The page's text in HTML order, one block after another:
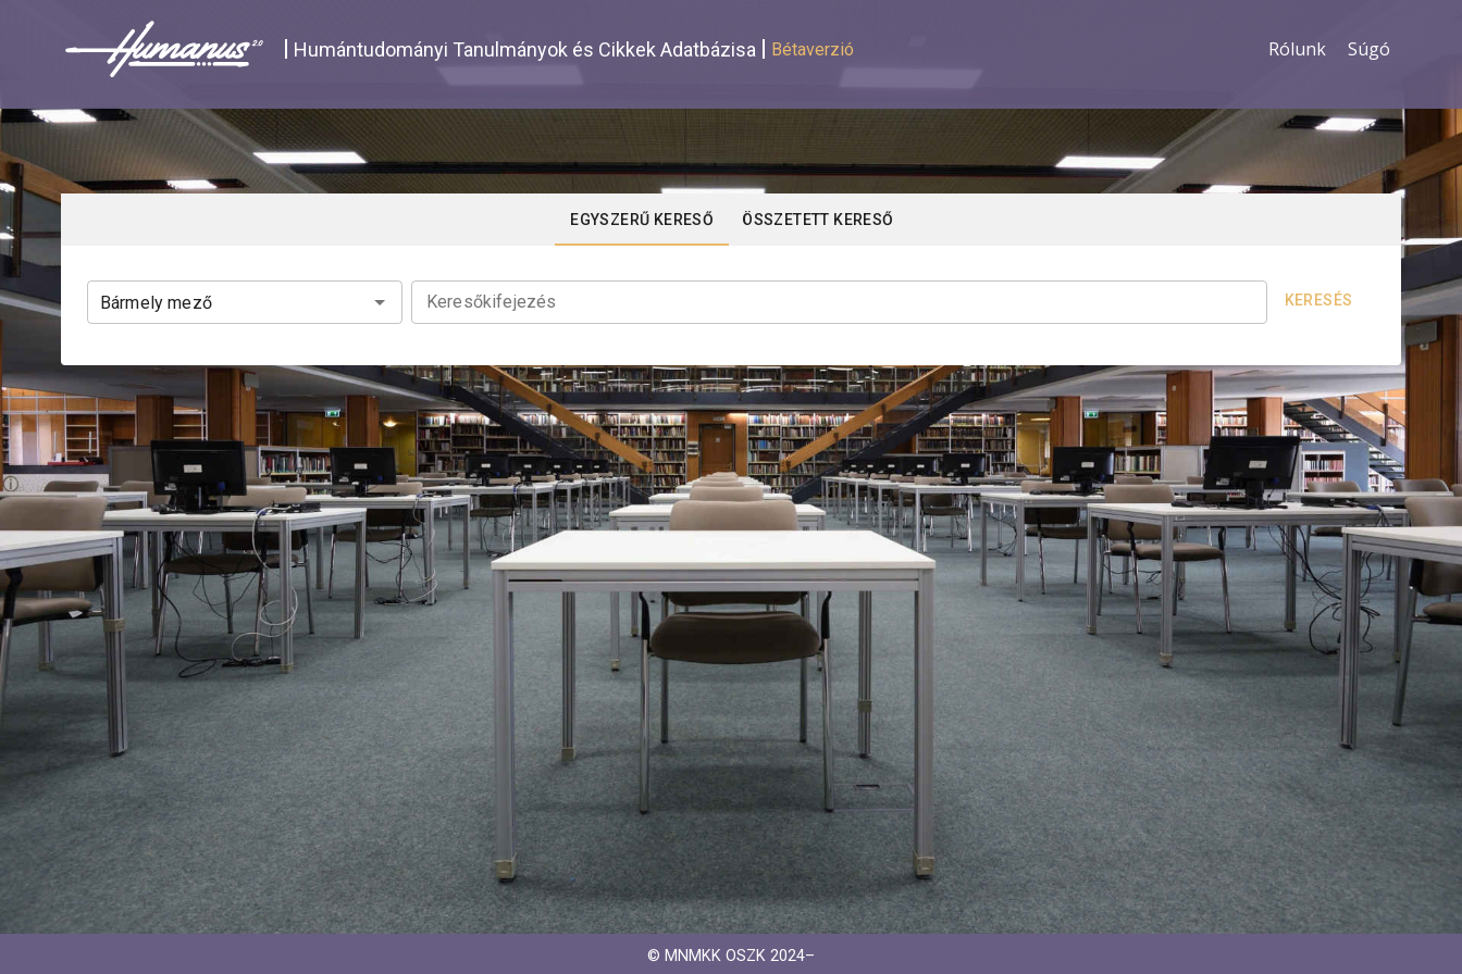
Humántudományi Tanulmányok és Cikkek Adatbázisa Bétaverzió Rólunk Súgó
EGYSZERŰ KERESŐ ÖSSZETETT KERESŐ
Keresőkifejezés KERESÉS
© MNMKK OSZK 2024–